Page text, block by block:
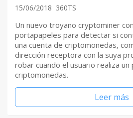
15/06/2018 360TS
Un nuevo troyano cryptominer
portapapeles para detectar si
una cuenta de criptomonedas,
dirección receptora con la suya
robar cuando el usuario realiza un
criptomonedas.
Leer más